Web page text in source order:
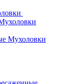
Мухоловки